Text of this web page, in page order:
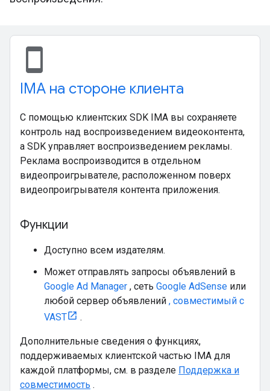
stay_current_portrait
IMA на стороне клиента
С помощью клиентских SDK IMA вы сохраняете
контроль над воспроизведением видеоконтента,
а SDK управляет воспроизведением рекламы.
Реклама воспроизводится в отдельном
видеопроигрывателе, расположенном поверх
видеопроигрывателя контента приложения.
Функции
Доступно всем издателям.
Может отправлять запросы объявлений в
Google Ad Manager , сеть Google AdSense или
любой сервер объявлений , совместимый с
VAST
.
Дополнительные сведения о функциях,
поддерживаемых клиентской частью IMA для
каждой платформы, см. в разделе Поддержка и
совместимость .